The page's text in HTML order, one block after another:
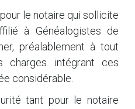
le notaire qui sollicite
à Généalogistes de
préalablement à tout
charges intégrant ces
considérable.
tant pour le notaire